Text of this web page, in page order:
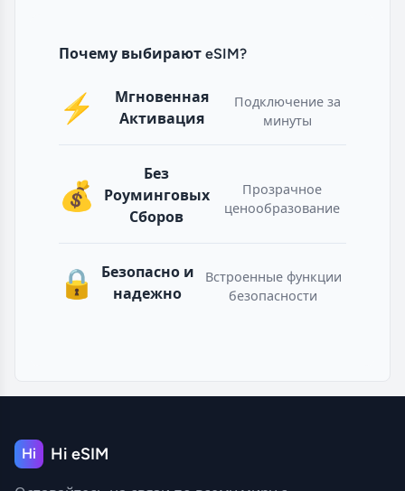
Почему выбирают eSIM?
⚡
Мгновенная
Активация
Подключение за
минуты
💰
Без
Роуминговых
Сборов
Прозрачное
ценообразование
🔒
Безопасно и
надежно
Встроенные функции
безопасности
Hi Hi eSIM